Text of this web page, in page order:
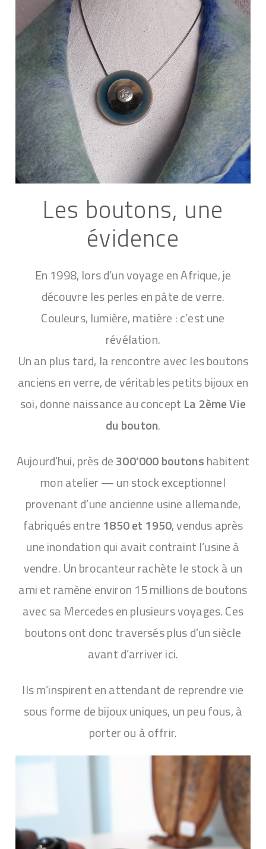
Les boutons, une
évidence
En 1998, lors d’un voyage en Afrique, je
découvre les perles en pâte de verre.
Couleurs, lumière, matière : c’est une
révélation.
Un an plus tard, la rencontre avec les boutons
anciens en verre, de véritables petits bijoux en
soi, donne naissance au concept La 2ème Vie
du bouton.
Aujourd’hui, près de300’000boutonshabitent
mon atelier — un stock exceptionnel
provenant d’une ancienne usine allemande,
fabriqués entre 1850 et 1950, vendus après
une inondation qui avait contraint l’usine à
vendre. Un brocanteur rachète le stock à un
ami et ramène environ 15 millions de boutons
avec sa Mercedes en plusieurs voyages. Ces
boutons ont donc traversés plus d’un siècle
avant d’arriver ici.
Ils m’inspirent en attendant de reprendre vie
sous forme de bijoux uniques, un peu fous, à
porter ou à offrir.